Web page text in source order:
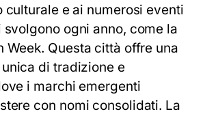
culturale e ai numerosi eventi
ogni anno, come la
Week. Questa città offre una
di tradizione e
i marchi emergenti
con nomi consolidati. La